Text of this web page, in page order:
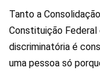
Tanto a
Constituição
discriminatória é
uma pessoa só